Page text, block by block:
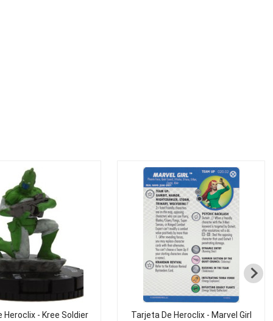
Heroclix - Kree Soldier
Tarjeta De Heroclix - Marvel Girl